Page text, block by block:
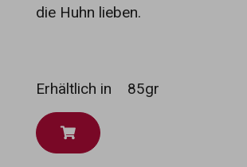
die Huhn lieben.
Erhältlich in 85gr